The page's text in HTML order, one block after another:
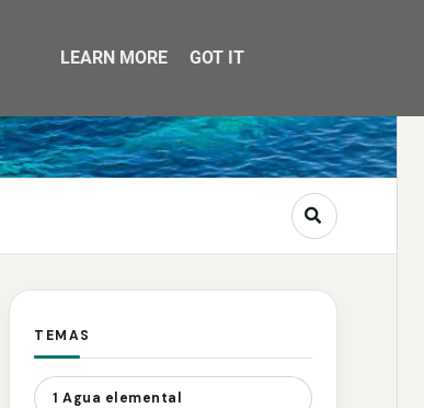
TEMAS
1 Agua elemental
LEARN MORE GOT IT